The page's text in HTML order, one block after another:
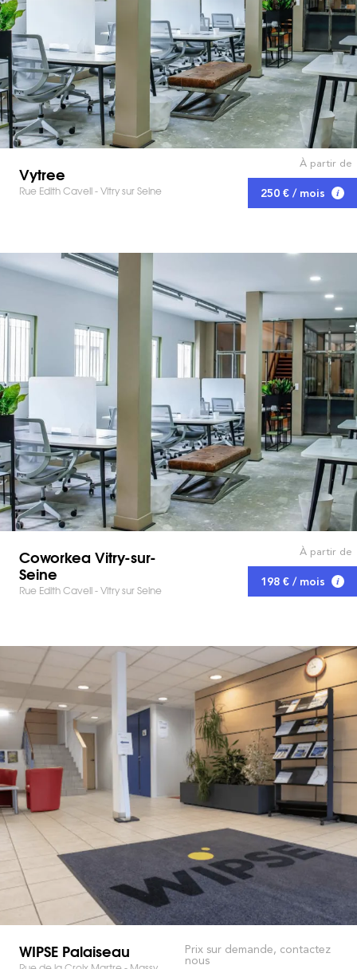
Vytree
Rue Edith Cavell - Vitry sur Seine
À partir de
250 € / mois
Coworkea Vitry-sur-
Seine
Rue Edith Cavell - Vitry sur Seine
À partir de
198 € / mois
WIPSE Palaiseau
Prix sur demande, contactez
nous